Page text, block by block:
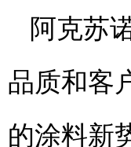
阿克苏
品质和客
的涂料新